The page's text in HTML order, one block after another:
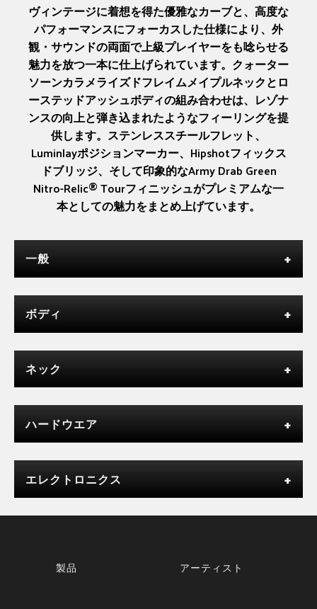
ヴィンテージに着想を得た優雅なカーブと、高度な
パフォーマンスにフォーカスした仕様により、外
観・サウンドの両面で上級プレイヤーをも唸らせる
魅力を放つ一本に仕上げられています。クォーター
ソーンカラメライズドフレイムメイプルネックとロ
ーステッドアッシュボディの組み合わせは、レゾナ
ンスの向上と弾き込まれたようなフィーリングを提
供します。ステンレススチールフレット、
Luminlayポジションマーカー、Hipshotフィックス
ドブリッジ、そして印象的なArmy Drab Green
Nitro-Relic® Tourフィニッシュがプレミアムな一
本としての魅力をまとめ上げています。
一般
ボディ
ネック
ハードウエア
エレクトロニクス
製品 アーティスト